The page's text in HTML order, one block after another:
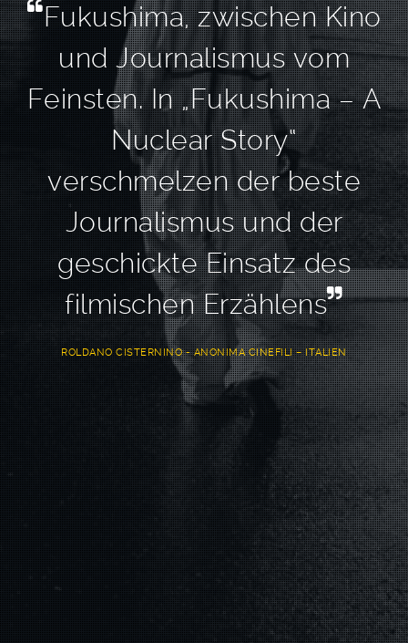
Fukushima, zwischen Kino
und Journalismus vom
Feinsten. In „Fukushima – A
Nuclear Story“
verschmelzen der beste
Journalismus und der
geschickte Einsatz des
filmischen Erzählens
ROLDANO CISTERNINO - ANONIMA CINEFILI – ITALIEN